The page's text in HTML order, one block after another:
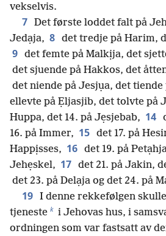
vekselvis.
7 Det første loddet falt på
Jedạja, 8 det tredje på Harim,
9 det femte på Malkịja, det
det sjuende på Hakkos, det
det niende på Jesjụa, det tiende
ellevte på Ẹljasjib, det tolvte på
Huppa, det 14. på Jẹsjebab, 14
16. på Immer, 15 det 17. på
Happịsses, 16 det 19. på
Jehẹskel, 17 det 21. på Jakin,
det 23. på Delạja og det 24. på
19 I denne rekkefølgen
tjeneste k i Jehovas hus, i
ordningen som var fastsatt av